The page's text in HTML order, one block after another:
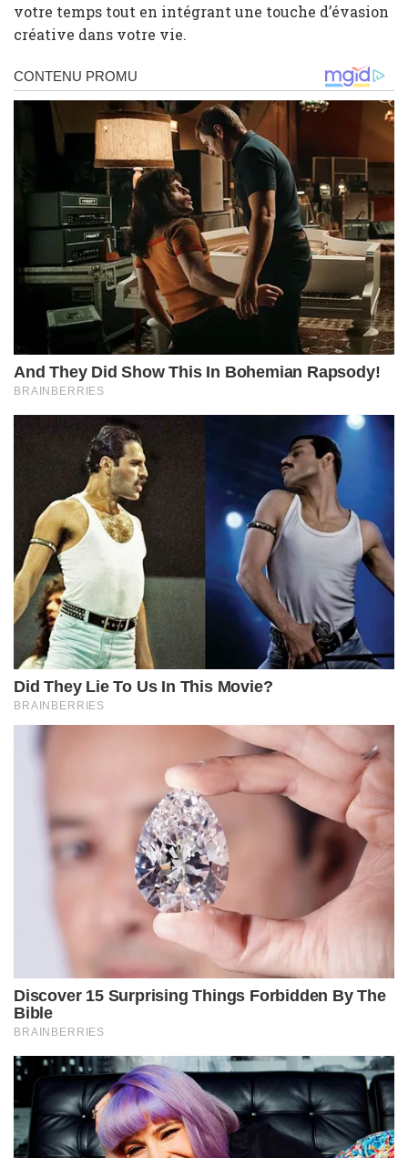
votre temps tout en intégrant une touche d’évasion
créative dans votre vie.